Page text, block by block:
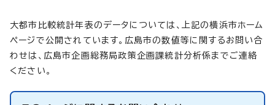
大都市比較統計年表のデータについては、上記の横浜市ホーム
ページで公開されています。広島市の数値等に関するお問い合
わせは、広島市企画総務局政策企画課統計分析係までご連絡
ください。